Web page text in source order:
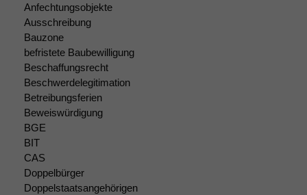
Anfechtungsobjekte
Ausschreibung
Bauzone
befristete Baubewilligung
Beschaffungsrecht
Beschwerdelegitimation
Betreibungsferien
Beweiswürdigung
BGE
BIT
CAS
Doppelbürger
Doppelstaatsangehörigen